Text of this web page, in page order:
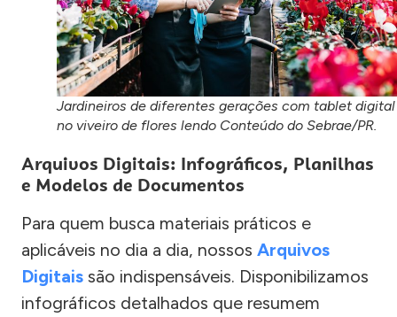
Jardineiros de diferentes gerações com tablet digital
no viveiro de flores lendo Conteúdo do Sebrae/PR.
Arquivos Digitais: Infográficos, Planilhas
e Modelos de Documentos
Para quem busca materiais práticos e
aplicáveis no dia a dia, nossos Arquivos
Digitais são indispensáveis. Disponibilizamos
infográficos detalhados que resumem